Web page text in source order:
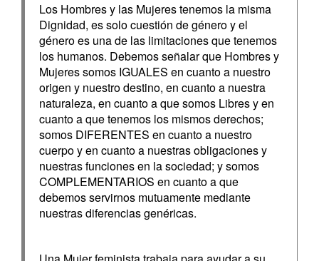
Los Hombres y las Mujeres tenemos la misma
Dignidad, es solo cuestión de género y el
género es una de las limitaciones que tenemos
los humanos. Debemos señalar que Hombres y
Mujeres somos IGUALES en cuanto a nuestro
origen y nuestro destino, en cuanto a nuestra
naturaleza, en cuanto a que somos Libres y en
cuanto a que tenemos los mismos derechos;
somos DIFERENTES en cuanto a nuestro
cuerpo y en cuanto a nuestras obligaciones y
nuestras funciones en la sociedad; y somos
COMPLEMENTARIOS en cuanto a que
debemos servirnos mutuamente mediante
nuestras diferencias genéricas.